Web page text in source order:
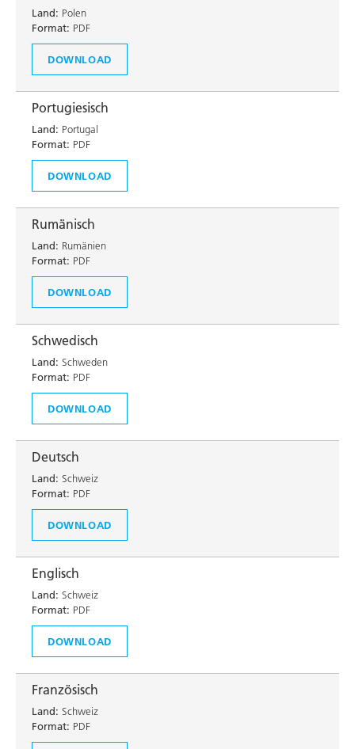
Land: Polen
Format: PDF
DOWNLOAD
Portugiesisch
Land: Portugal
Format: PDF
DOWNLOAD
Rumänisch
Land: Rumänien
Format: PDF
DOWNLOAD
Schwedisch
Land: Schweden
Format: PDF
DOWNLOAD
Deutsch
Land: Schweiz
Format: PDF
DOWNLOAD
Englisch
Land: Schweiz
Format: PDF
DOWNLOAD
Französisch
Land: Schweiz
Format: PDF